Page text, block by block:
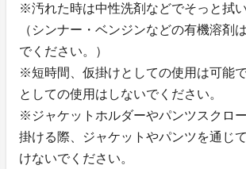
※汚れた時は中性洗剤などでそっと拭い
（シンナー・ベンジンなどの有機溶剤
でください。）
※短時間、仮掛けとしての使用は可能
としての使用はしないでください。
※ジャケットホルダーやパンツスクロ
掛ける際、ジャケットやパンツを通じ
けないでください。